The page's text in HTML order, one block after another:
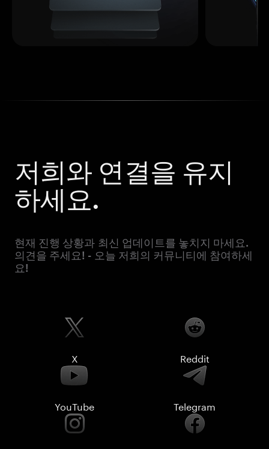
저희와 연결을 유지
하세요.
현재 진행 상황과 최신 업데이트를 놓치지 마세요.
의견을 주세요! - 오늘 저희의 커뮤니티에 참여하세
요!
X Reddit
YouTube Telegram